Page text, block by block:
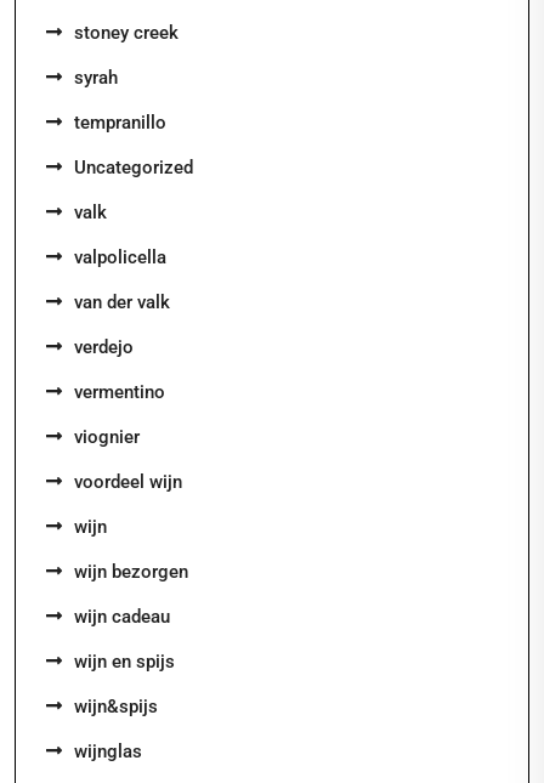
stoney creek
syrah
tempranillo
Uncategorized
valk
valpolicella
van der valk
verdejo
vermentino
viognier
voordeel wijn
wijn
wijn bezorgen
wijn cadeau
wijn en spijs
wijn&spijs
wijnglas